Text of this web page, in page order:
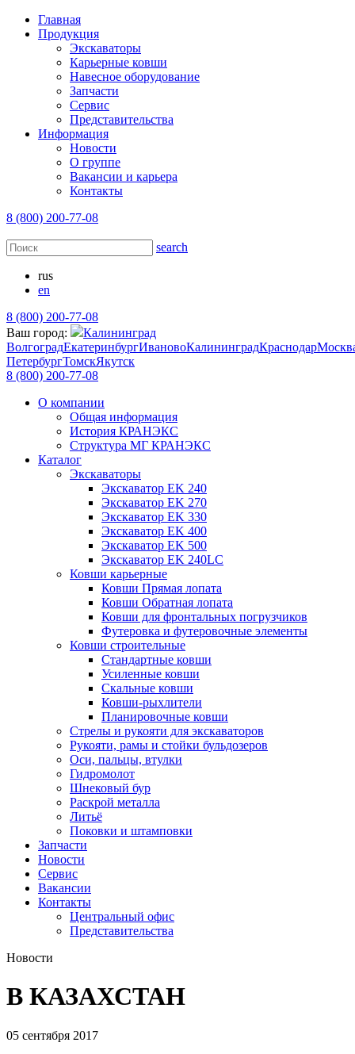
Главная
Продукция
Экскаваторы
Карьерные ковши
Навесное оборудование
Запчасти
Сервис
Представительства
Информация
Новости
О группе
Вакансии и карьера
Контакты
8 (800) 200-77-08
search
rus
en
8 (800) 200-77-08
Ваш город:
Калининград
ВолгоградЕкатеринбургИвановоКалининградКраснодар
ПетербургТомскЯкутск
8 (800) 200-77-08
О компании
Общая информация
История КРАНЭКС
Структура МГ КРАНЭКС
Каталог
Экскаваторы
Экскаватор EK 240
Экскаватор EK 270
Экскаватор EK 330
Экскаватор EK 400
Экскаватор EK 500
Экскаватор EK 240LC
Ковши карьерные
Ковши Прямая лопата
Ковши Обратная лопата
Ковши для фронтальных погрузчиков
Футеровка и футеровочные элементы
Ковши строительные
Стандартные ковши
Усиленные ковши
Скальные ковши
Ковши-рыхлители
Планировочные ковши
Стрелы и рукояти для экскаваторов
Рукояти, рамы и стойки бульдозеров
Оси, пальцы, втулки
Гидромолот
Шнековый бур
Раскрой металла
Литьё
Поковки и штамповки
Запчасти
Новости
Сервис
Вакансии
Контакты
Центральный офис
Представительства
Новости
В КАЗАХСТАН
05 сентября 2017